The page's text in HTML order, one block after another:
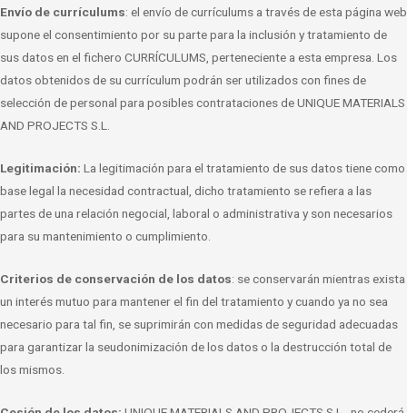
Envío de currículums: el envío de currículums a través de esta página web
supone el consentimiento por su parte para la inclusión y tratamiento de
sus datos en el fichero CURRÍCULUMS, perteneciente a esta empresa. Los
datos obtenidos de su currículum podrán ser utilizados con fines de
selección de personal para posibles contratacionesde UNIQUE MATERIALS
AND PROJECTS S.L.
Legitimación: La legitimación para el tratamiento de sus datos tiene como
base legal la necesidad contractual, dicho tratamiento se refiera a las
partes de una relación negocial, laboral o administrativa y son necesarios
para su mantenimiento o cumplimiento.
Criterios de conservación de los datos: se conservarán mientras exista
un interésmutuo para mantener el fin del tratamiento y cuando ya no sea
necesario para tal fin, se suprimirán con medidas de seguridad adecuadas
para garantizar la seudonimización de los datos o la destrucción total de
los mismos.